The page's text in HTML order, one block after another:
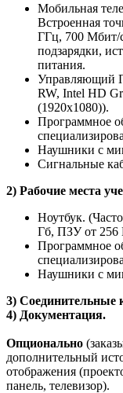
Мобильная
Встроенная
ГГц, 700 Мбит/
подзарядки,
питания.
Управляющий
RW, Intel HD
(1920x1080)).
Программное
Наушники с
Сигнальные
2) Рабочие места
Ноутбук.
Гб, ПЗУ от 256
Программное
Наушники с
3) Соединительные
4) Документация.
Опционально
дополнительный
отображения
панель, телевизор).